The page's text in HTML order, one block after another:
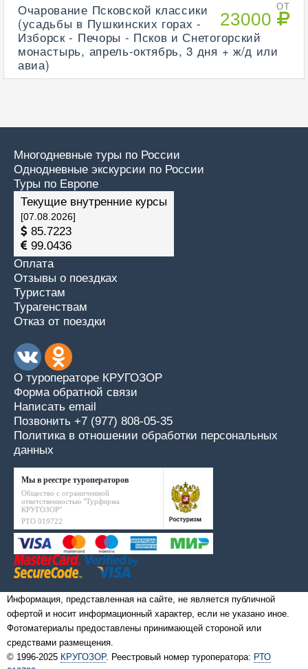
ОТ
23000
Очарование Псковской классики
(усадьбы в Пушкинских горах -
Изборск - Печоры - Псков и Снетогорский
монастырь, апрель-октябрь, 3 дня + ж/д или
авиа)
Многодневные туры по России
Однодневные экскурсии по России
Туры по Европе
Текущие внутренние курсы
[07.08.2026]
85.7223
99.0436
Оплата
Отзывы о поездках
Туристам
Турагенствам
Отказ от поездки
О туроператоре КРУГОЗОР
Форма обратной связи
Написать email
Позвонить +7 (977) 808-05-35
Политика в отношении обработки персональных
данных
Мы в реестре туроператоров
Общество с ограниченной
ответственностью "Турфирма
КРУГОЗОР"
РТО 019722
Информация, представленная на сайте, не является публичной
офертой и носит информационный характер, если не указано иное.
Фотоматериалы предоставлены принимающей стороной или
средствами размещения.
© 1996-2025 КРУГОЗОР. Реестровый номер туроператора: РТО